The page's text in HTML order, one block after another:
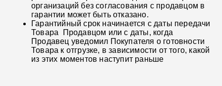
организаций без согласования с продавцом в
гарантии может быть отказано.
Гарантийный срок начинается с даты передачи
Товара Продавцом или с даты, когда
Продавец уведомил Покупателя о готовности
Товара к отгрузке, в зависимости от того, какой
из этих моментов наступит раньше